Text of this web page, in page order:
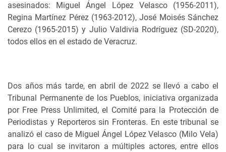
asesinados: Miguel Ángel López Velasco (1956-2011),
Regina Martínez Pérez (1963-2012), José Moisés Sánchez
Cerezo (1965-2015) y Julio Valdivia Rodríguez (SD-2020),
todos ellos en el estado de Veracruz.
Dos años más tarde, en abril de 2022 se llevó a cabo el
Tribunal Permanente de los Pueblos, iniciativa organizada
por Free Press Unlimited, el Comité para la Protección de
Periodistas y Reporteros sin Fronteras. En este tribunal se
analizó el caso de Miguel Ángel López Velasco (Milo Vela)
para lo cual se invitaron a múltiples actores, entre ellos